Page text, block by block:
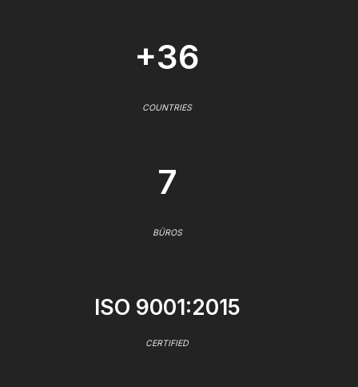
+36
COUNTRIES
7
BÜROS
ISO 9001:2015
CERTIFIED